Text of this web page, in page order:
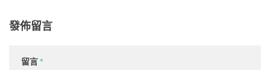
發佈留言
留言*